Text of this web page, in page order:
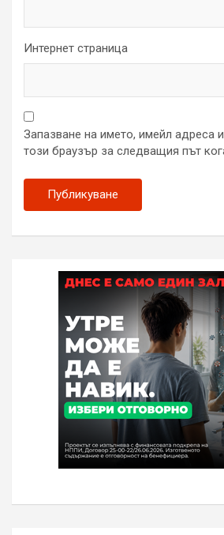
Интернет страница
Запазване на името, имейл адреса
този браузър за следващия път